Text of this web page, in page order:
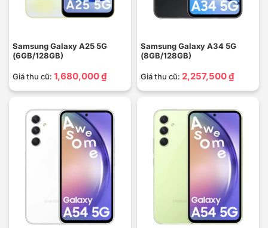
Samsung Galaxy A25 5G
(6GB/128GB)
Giá thu cũ: 1,680,000 ₫
Samsung Galaxy A34 5G
(8GB/128GB)
Giá thu cũ: 2,257,500 ₫